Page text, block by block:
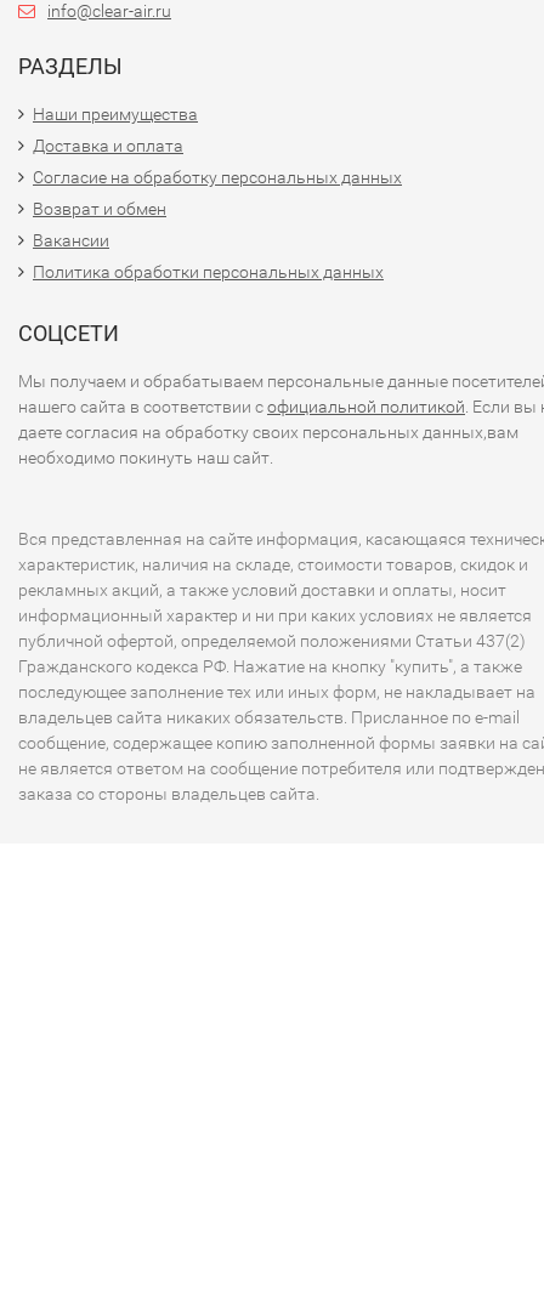
info@clear-air.ru
РАЗДЕЛЫ
Наши преимущества
Доставка и оплата
Согласие на обработку персональных данных
Возврат и обмен
Вакансии
Политика обработки персональных данных
СОЦСЕТИ
Мы получаем и обрабатываем персональные данные
нашего сайта в соответствии софициальной политикой . Если вы
даете согласия на обработку своих персональных данных,вам
необходимо покинуть наш сайт.
Вся представленная на сайте информация, касающаяся
характеристик, наличия на складе, стоимости товаров, скидок и
рекламных акций, а также условий доставки и оплаты, носит
информационный характер и ни при каких условиях не является
публичной офертой, определяемой положениями Статьи 437(2)
Гражданского кодекса РФ. Нажатие на кнопку "купить", а также
последующее заполнение тех или иных форм, не накладывает на
владельцев сайта никаких обязательств. Присланное по e-mail
сообщение, содержащее копию заполненной формы заявки на
не является ответом на сообщение потребителя или
заказа со стороны владельцев сайта.